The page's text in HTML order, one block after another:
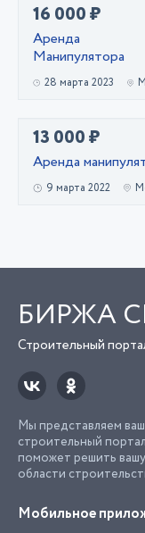
16 000 ₽
Аренда
Манипулятора
28 марта 2023
13 000 ₽
Аренда
9 марта 2022
БИРЖА
Строительный
Мы представляем
строительный
поможет решить
области
Мобильное